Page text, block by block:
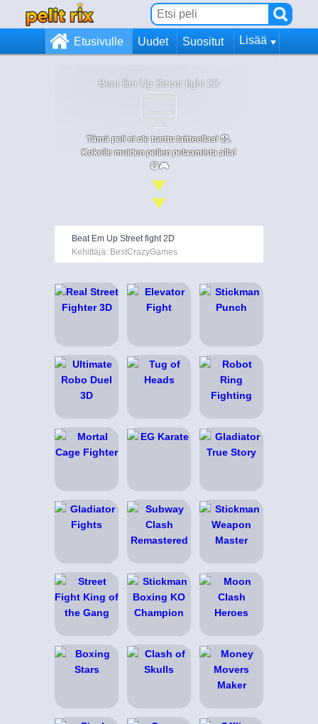
Etusivulle Uudet Suositut Lisää
Beat Em Up Street fight 2D
Tämä peli ei ole tuettu laitteellasi 😞.
Kokeile muiden pelien pelaamista alla!
😄🎮
Beat Em Up Street fight 2D
Kehittäjä: BestCrazyGames